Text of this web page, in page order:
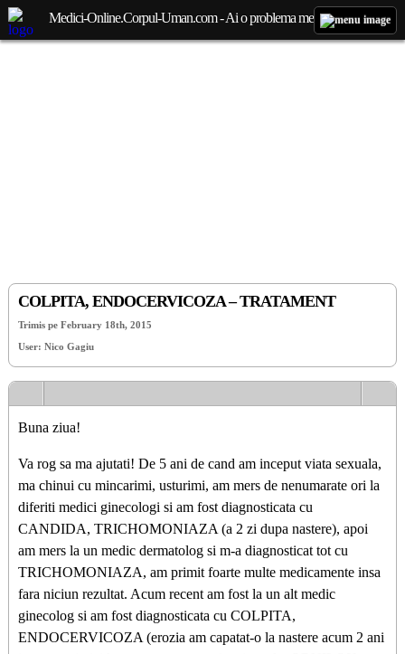
Medici-Online.Corpul-Uman.com - Ai o problema medicala? Aici gasesti, gratuit, raspunsul!
COLPITA, ENDOCERVICOZA – TRATAMENT
Trimis pe February 18th, 2015
User: Nico Gagiu
Buna ziua!
Va rog sa ma ajutati! De 5 ani de cand am inceput viata sexuala,
ma chinui cu mincarimi, usturimi, am mers de nenumarate ori la
diferiti medici ginecologi si am fost diagnosticata cu
CANDIDA, TRICHOMONIAZA (a 2 zi dupa nastere), apoi
am mers la un medic dermatolog si m-a diagnosticat tot cu
TRICHOMONIAZA, am primit foarte multe medicamente insa
fara niciun rezultat. Acum recent am fost la un alt medic
ginecolog si am fost diagnosticata cu COLPITA,
ENDOCERVICOZA (erozia am capatat-o la nastere acum 2 ani